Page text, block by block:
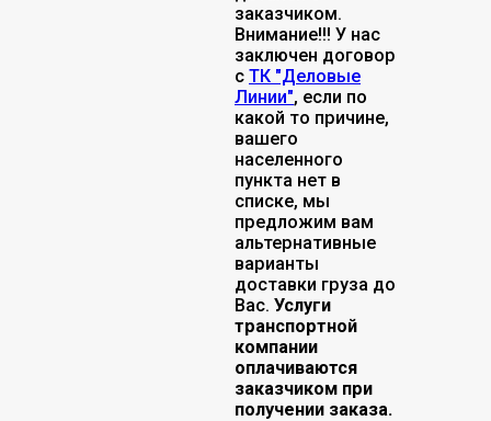
заказчиком.
Внимание!!! У нас
заключен договор
с ТК "Деловые
Линии", если по
какой то причине,
вашего
населенного
пункта нет в
списке, мы
предложим вам
альтернативные
варианты
доставки груза до
Вас. Услуги
транспортной
компании
оплачиваются
заказчиком при
получении заказа.